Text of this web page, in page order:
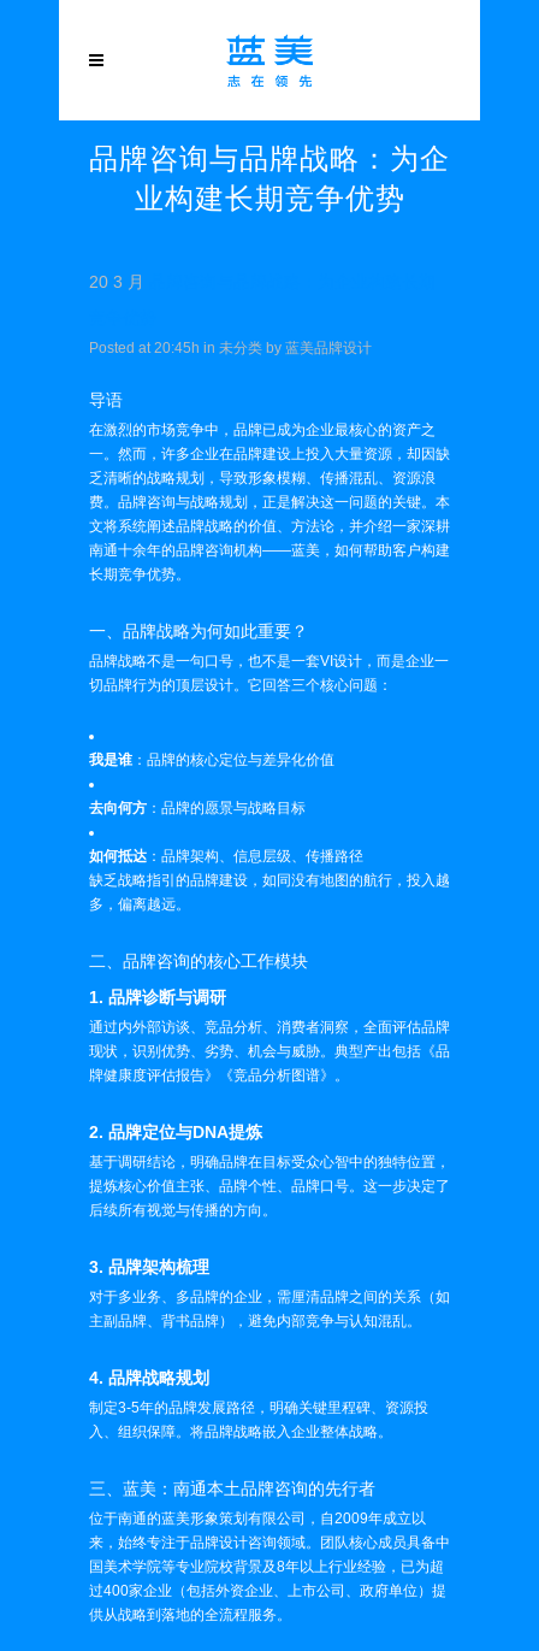
品牌咨询与品牌战略：为企
业构建长期竞争优势
20 3 月
Posted at 20:45h in 未分类 by 蓝美品牌设计
导语
在激烈的市场竞争中，品牌已成为企业最核心的资产之
一。然而，许多企业在品牌建设上投入大量资源，却因缺
乏清晰的战略规划，导致形象模糊、传播混乱、资源浪
费。品牌咨询与战略规划，正是解决这一问题的关键。本
文将系统阐述品牌战略的价值、方法论，并介绍一家深耕
南通十余年的品牌咨询机构——蓝美，如何帮助客户构建
长期竞争优势。
一、品牌战略为何如此重要？
品牌战略不是一句口号，也不是一套VI设计，而是企业一
切品牌行为的顶层设计。它回答三个核心问题：
我是谁 ：品牌的核心定位与差异化价值
去向何方 ：品牌的愿景与战略目标
如何抵达 ：品牌架构、信息层级、传播路径
缺乏战略指引的品牌建设，如同没有地图的航行，投入越
多，偏离越远。
二、品牌咨询的核心工作模块
1. 品牌诊断与调研
通过内外部访谈、竞品分析、消费者洞察，全面评估品牌
现状，识别优势、劣势、机会与威胁。典型产出包括《品
牌健康度评估报告》《竞品分析图谱》。
2. 品牌定位与DNA提炼
基于调研结论，明确品牌在目标受众心智中的独特位置，
提炼核心价值主张、品牌个性、品牌口号。这一步决定了
后续所有视觉与传播的方向。
3. 品牌架构梳理
对于多业务、多品牌的企业，需厘清品牌之间的关系（如
主副品牌、背书品牌），避免内部竞争与认知混乱。
4. 品牌战略规划
制定3-5年的品牌发展路径，明确关键里程碑、资源投
入、组织保障。将品牌战略嵌入企业整体战略。
三、蓝美：南通本土品牌咨询的先行者
位于南通的蓝美形象策划有限公司，自2009年成立以
来，始终专注于品牌设计咨询领域。团队核心成员具备中
国美术学院等专业院校背景及8年以上行业经验，已为超
过400家企业（包括外资企业、上市公司、政府单位）提
供从战略到落地的全流程服务。